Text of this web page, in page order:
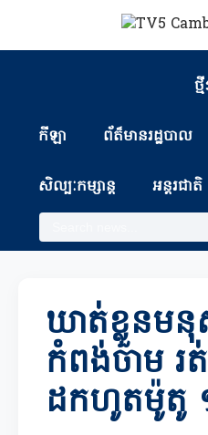
ថ្
កីឡា ព័ត៏មានរដ្ឋបាល
សិល្បៈកម្សាន្ត អន្តរជាតិ
ឃាត់ខ្លួន​ម
កំពង់ចាម រ
ដកហូត​ម៉ូតូ